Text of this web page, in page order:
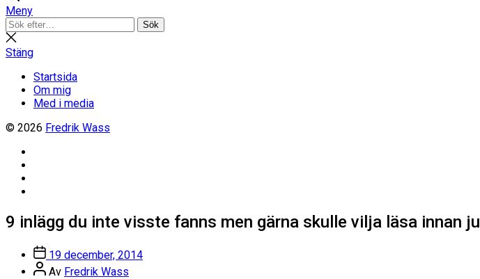
Meny
Sök
efter:
Sök
Stäng
sökning
Stäng
Startsida
Om mig
Med i media
© 2026 Fredrik Wass
9 inlägg du inte visste fanns men gärna skulle vilja läsa innan jul
Inläggsdatum
19 december, 2014
Inläggsförfattare
Av Fredrik Wass